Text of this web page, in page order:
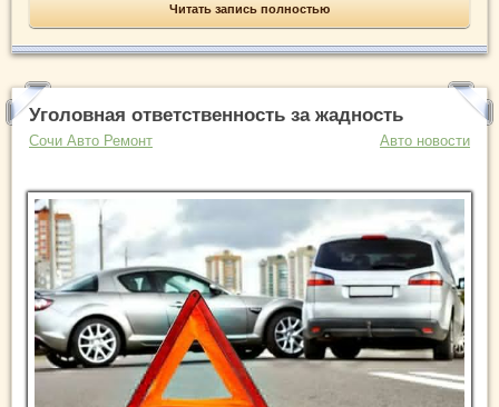
Читать запись полностью
Уголовная ответственность за жадность
Сочи Авто Ремонт Авто новости